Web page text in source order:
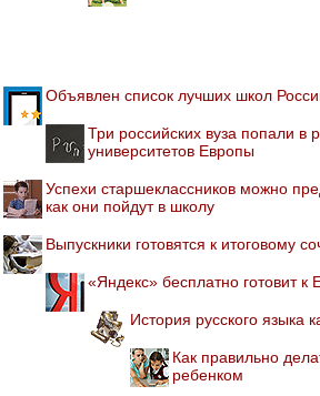
Объявлен список лучших школ
Три российских вуза попали в
университетов Европы
Успехи старшеклассников можно
как они пойдут в школу
Выпускники готовятся к итоговому
«Яндекс» бесплатно готовит к
История русского языка
Как правильно
ребенком